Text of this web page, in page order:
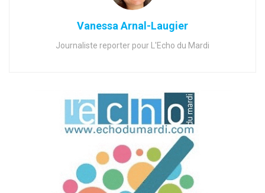
Vanessa Arnal-Laugier
Journaliste reporter pour L'Echo du Mardi